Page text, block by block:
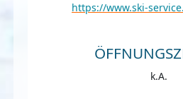
https://www.ski-
k.A.